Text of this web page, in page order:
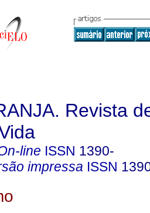
Revista
line ISSN 1390-
impressa ISSN